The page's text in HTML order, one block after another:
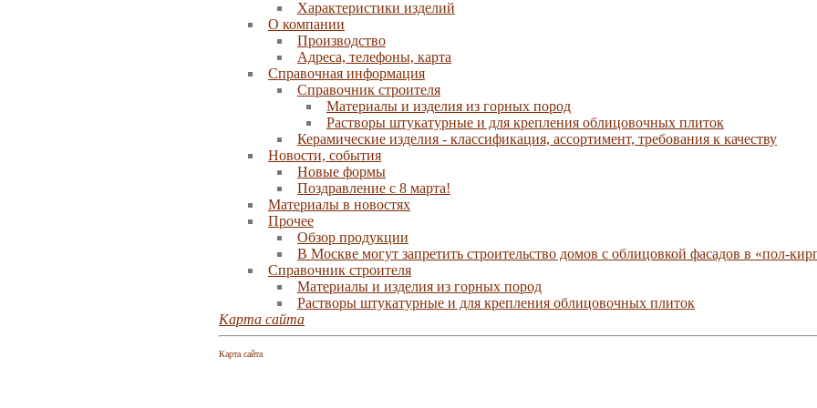
Характеристики изделий
О компании
Производство
Адреса, телефоны, карта
Справочная информация
Справочник строителя
Материалы и изделия из горных пород
Растворы штукатурные и для крепления облицовочных плиток
Керамические изделия - классификация, ассортимент, требования к качеству
Новости, события
Новые формы
Поздравление с 8 марта!
Материалы в новостях
Прочее
Обзор продукции
В Москве могут запретить строительство домов с облицовкой фасадов в «пол-
Справочник строителя
Материалы и изделия из горных пород
Растворы штукатурные и для крепления облицовочных плиток
Карта сайта
Карта сайта